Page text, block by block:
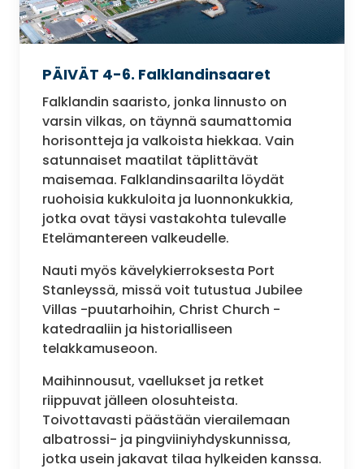
PÄIVÄT 4-6. Falklandinsaaret
Falklandin saaristo, jonka linnusto on
varsin vilkas, on täynnä saumattomia
horisontteja ja valkoista hiekkaa. Vain
satunnaiset maatilat täplittävät
maisemaa. Falklandinsaarilta löydät
ruohoisia kukkuloita ja luonnonkukkia,
jotka ovat täysi vastakohta tulevalle
Etelämantereen valkeudelle.
Nauti myös kävelykierroksesta Port
Stanleyssä, missä voit tutustua Jubilee
Villas -puutarhoihin, Christ Church -
katedraaliin ja historialliseen
telakkamuseoon.
Maihinnousut, vaellukset ja retket
riippuvat jälleen olosuhteista.
Toivottavasti päästään vierailemaan
albatrossi- ja pingviiniyhdyskunnissa,
jotka usein jakavat tilaa hylkeiden kanssa.